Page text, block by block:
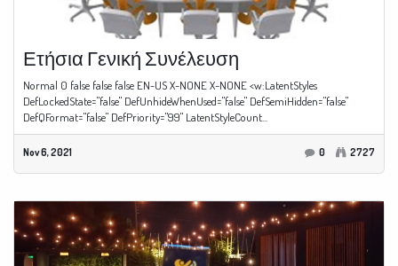
Ετήσια Γενική Συνέλευση
Normal 0 false false false EN-US X-NONE X-NONE <w:LatentStyles
DefLockedState="false" DefUnhideWhenUsed="false" DefSemiHidden="false"
DefQFormat="false" DefPriority="99" LatentStyleCount...
Nov 6, 2021 0 2727